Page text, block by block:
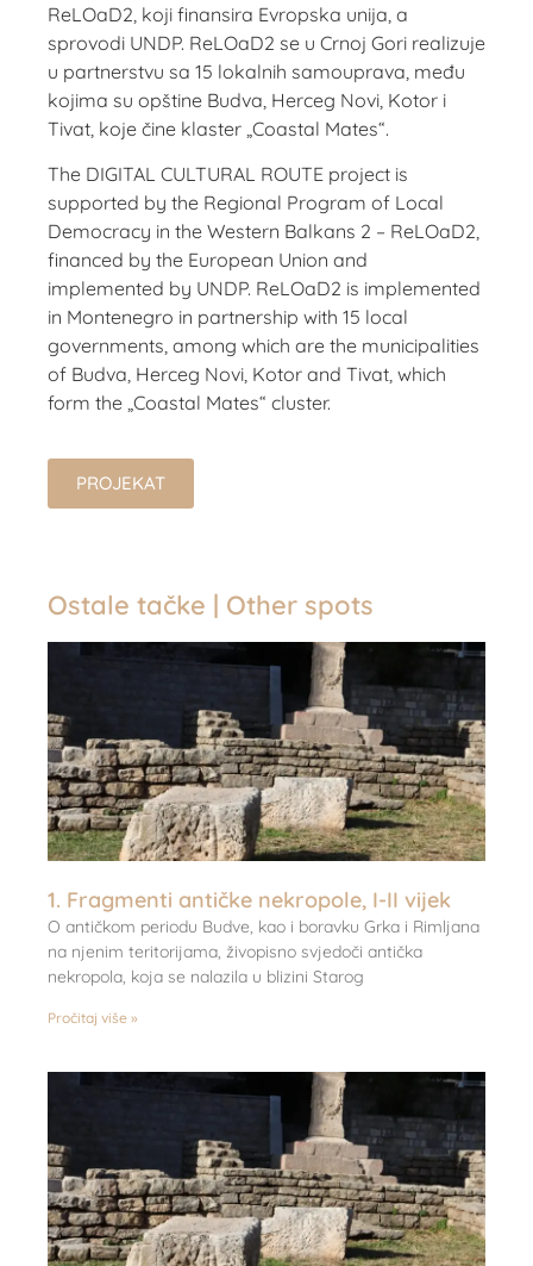
ReLOaD2, koji finansira Evropska unija, a
sprovodi UNDP. ReLOaD2 se u Crnoj Gori realizuje
u partnerstvu sa 15 lokalnih samouprava, među
kojima su opštine Budva, Herceg Novi, Kotor i
Tivat, koje čine klaster „Coastal Mates“.
The DIGITAL CULTURAL ROUTE project is
supported by the Regional Program of Local
Democracy in the Western Balkans 2 – ReLOaD2,
financed by the European Union and
implemented by UNDP. ReLOaD2 is implemented
in Montenegro in partnership with 15 local
governments, among which are the municipalities
of Budva, Herceg Novi, Kotor and Tivat, which
form the „Coastal Mates“ cluster.
PROJEKAT
Ostale tačke | Other spots
1. Fragmenti antičke nekropole, I-II vijek
O antičkom periodu Budve, kao i boravku Grka i Rimljana
na njenim teritorijama, živopisno svjedoči antička
nekropola, koja se nalazila u blizini Starog
Pročitaj više »